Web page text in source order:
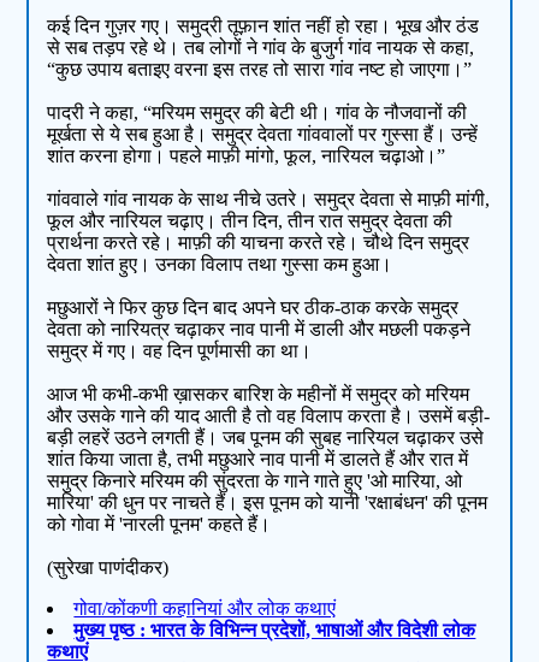
कई दिन गुज़र गए। समुद्री तूफ़ान शांत नहीं हो रहा। भूख और ठंड
से सब तड़प रहे थे। तब लोगों ने गांव के बुजुर्ग गांव नायक से कहा,
“कुछ उपाय बताइए वरना इस तरह तो सारा गांव नष्ट हो जाएगा।”
पादरी ने कहा, “मरियम समुद्र की बेटी थी। गांव के नौजवानों की
मूर्खता से ये सब हुआ है। समुद्र देवता गांववालों पर गुस्सा हैं। उन्हें
शांत करना होगा। पहले माफ़ी मांगो, फूल, नारियल चढ़ाओ।”
गांववाले गांव नायक के साथ नीचे उतरे। समुद्र देवता से माफ़ी मांगी,
फूल और नारियल चढ़ाए। तीन दिन, तीन रात समुद्र देवता की
प्रार्थना करते रहे। माफ़ी की याचना करते रहे। चौथे दिन समुद्र
देवता शांत हुए। उनका विलाप तथा गुस्सा कम हुआ।
मछुआरों ने फिर कुछ दिन बाद अपने घर ठीक-ठाक करके समुद्र
देवता को नारियत्र चढ़ाकर नाव पानी में डाली और मछली पकड़ने
समुद्र में गए। वह दिन पूर्णमासी का था।
आज भी कभी-कभी ख़ासकर बारिश के महीनों में समुद्र को मरियम
और उसके गाने की याद आती है तो वह विलाप करता है। उसमें बड़ी-
बड़ी लहरें उठने लगती हैं। जब पूनम की सुबह नारियल चढ़ाकर उसे
शांत किया जाता है, तभी मछुआरे नाव पानी में डालते हैं और रात में
समुद्र किनारे मरियम की सुंदरता के गाने गाते हुए 'ओ मारिया, ओ
मारिया' की धुन पर नाचते हैं। इस पूनम को यानी 'रक्षाबंधन' की पूनम
को गोवा में 'नारली पूनम' कहते हैं।
(सुरेखा पाणंदीकर)
गोवा/कोंकणी कहानियां और लोक कथाएं
मुख्य पृष्ठ : भारत के विभिन्न प्रदेशों, भाषाओं और विदेशी लोक
कथाएं